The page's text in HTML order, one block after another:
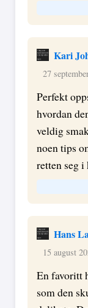
Kari
27
Perfekt
hvordan
veldig
noen tips
retten seg
Hans
15 august
En favoritt
som den